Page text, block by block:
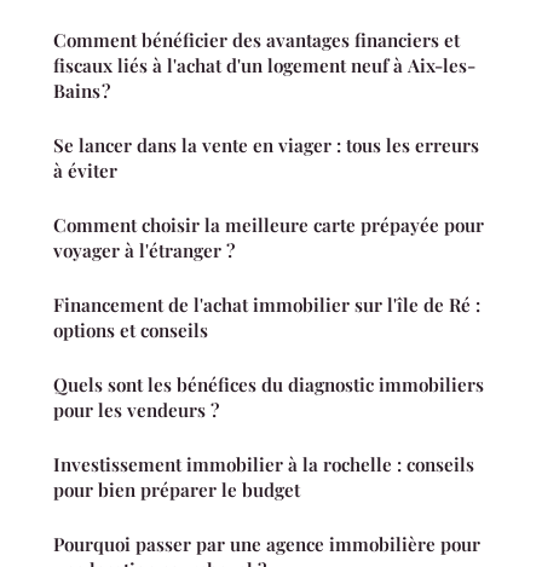
Comment bénéficier des avantages financiers et
fiscaux liés à l'achat d'un logement neuf à Aix-les-
Bains ?
Se lancer dans la vente en viager : tous les erreurs
à éviter
Comment choisir la meilleure carte prépayée pour
voyager à l'étranger ?
Financement de l'achat immobilier sur l'île de Ré :
options et conseils
Quels sont les bénéfices du diagnostic immobiliers
pour les vendeurs ?
Investissement immobilier à la rochelle : conseils
pour bien préparer le budget
Pourquoi passer par une agence immobilière pour